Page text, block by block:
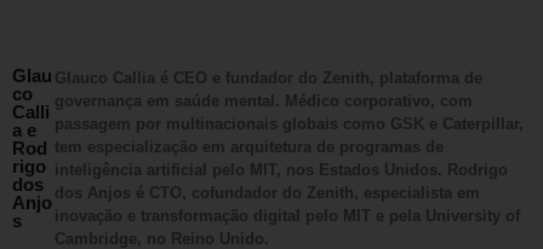
Glau
co
Calli
a e
Rod
rigo
dos
Anjo
s
Glauco Callia é CEO e fundador do Zenith, plataforma de
governança em saúde mental. Médico corporativo, com
passagem por multinacionais globais como GSK e Caterpillar,
tem especialização em arquitetura de programas de
inteligência artificial pelo MIT, nos Estados Unidos. Rodrigo
dos Anjos é CTO, cofundador do Zenith, especialista em
inovação e transformação digital pelo MIT e pela University of
Cambridge, no Reino Unido.